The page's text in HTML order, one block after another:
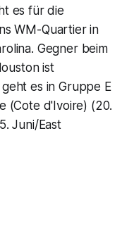
es für die
WM-Quartier in
Gegner beim
ist
es in Gruppe E
(Cote d'Ivoire) (20.
Juni/East